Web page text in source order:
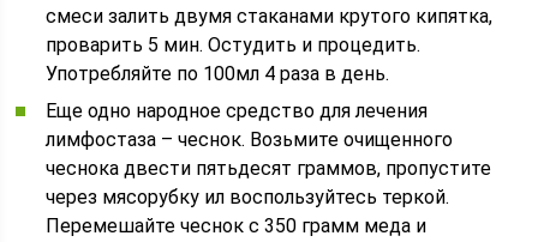
смеси залить двумя стаканами крутого кипятка,
проварить 5 мин. Остудить и процедить.
Употребляйте по 100мл 4 раза в день.
Еще одно народное средство для лечения
лимфостаза – чеснок. Возьмите очищенного
чеснока двести пятьдесят граммов, пропустите
через мясорубку ил воспользуйтесь теркой.
Перемешайте чеснок с 350 грамм меда и